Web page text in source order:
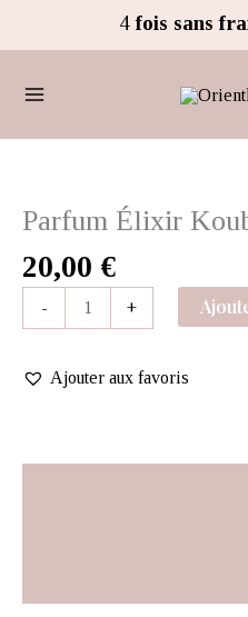
4fois sans
Parfum Élixir
20,00 €
-
Parfum
Kouboul
+
Ajouter aux favoris